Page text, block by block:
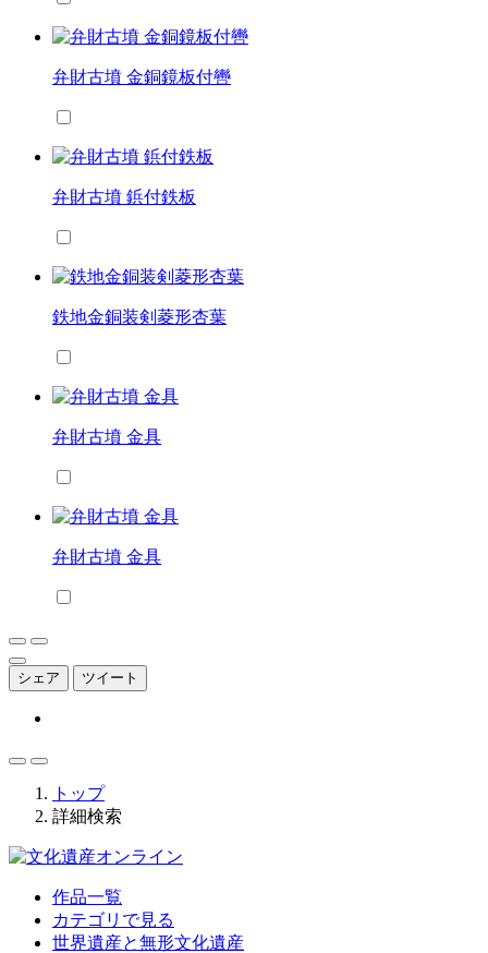
弁財古墳 金銅鏡板付轡
弁財古墳 鋲付鉄板
鉄地金銅装剣菱形杏葉
弁財古墳 金具
弁財古墳 金具
シェア ツイート
トップ
詳細検索
作品一覧
カテゴリで見る
世界遺産と無形文化遺産